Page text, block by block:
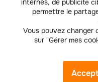
internes, de publicité
permettre le
Vous pouvez changer
sur "Gérer mes
Comment est-il calculé et
En savoir plus